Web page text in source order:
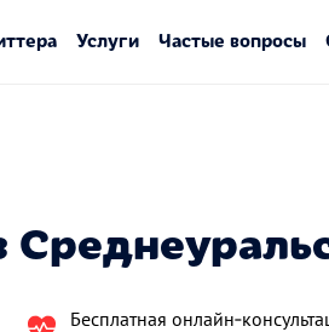
Услуги Частые вопросы
Бесплатная